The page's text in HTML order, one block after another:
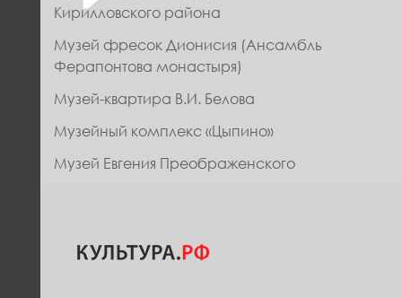
Кирилловского района
Музей фресок Дионисия (Ансамбль
Ферапонтова монастыря)
Музей-квартира В.И. Белова
Музейный комплекс «Цыпино»
Музей Евгения Преображенского